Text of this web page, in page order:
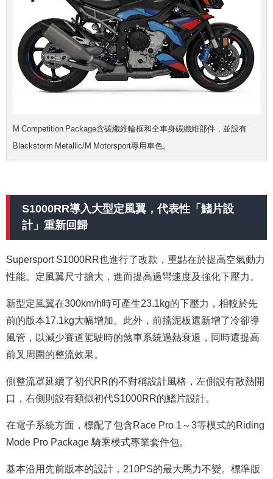
M Competition Package含碳纖維輪框和全車身碳纖維部件，並設有
Blackstorm Metallic/M Motorsport專用車色。
S1000RR導入大型定風翼，代表性「鰭片設
計」重新回歸
Supersport S1000RR也進行了改款，重點在於提高空氣動力
性能。定風翼尺寸擴大，進而提高過彎速度及強化下壓力。
新型定風翼在300km/h時可產生23.1kg的下壓力，相較於先
前的版本17.1kg大幅增加。此外，前擋泥板還新增了冷卻導
風管，以減少賽道駕駛時的煞車系統過熱衰退，同時還提高
前叉周圍的整流效果。
側整流罩延續了初代RR的不對稱設計風格，左側設有散熱開
口，右側則設有類似初代S1000RR的鰭片設計。
在電子系統方面，標配了包含Race Pro 1～3等模式的Riding
Mode Pro Package 騎乘模式專業套件包。
基本沿用先前版本的設計，210PS的最大馬力不變。標準版